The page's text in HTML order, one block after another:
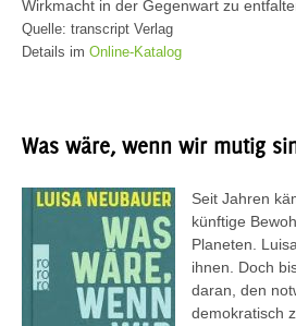
Wirkmacht in der Gegenwart zu
Quelle: transcript Verlag
Details im Online-Katalog
Was wäre, wenn wir mutig
Seit Jahren
künftige
Planeten.
ihnen. Doch
daran, den
demokratisch